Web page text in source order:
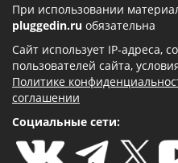
При использовании
pluggedin.ru обязательна
Сайт использует IP-адреса,
пользователей сайта,
Политике
соглашении
Социальные сети: